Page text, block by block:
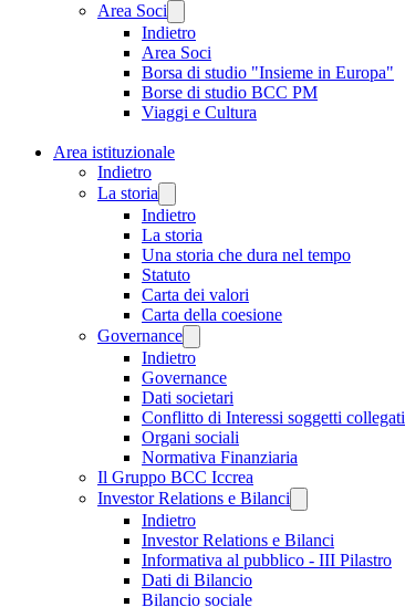
Area Soci
Indietro
Area Soci
Borsa di studio "Insieme in Europa"
Borse di studio BCC PM
Viaggi e Cultura
Area istituzionale
Indietro
La storia
Indietro
La storia
Una storia che dura nel tempo
Statuto
Carta dei valori
Carta della coesione
Governance
Indietro
Governance
Dati societari
Conflitto di Interessi soggetti collegati
Organi sociali
Normativa Finanziaria
Il Gruppo BCC Iccrea
Investor Relations e Bilanci
Indietro
Investor Relations e Bilanci
Informativa al pubblico - III Pilastro
Dati di Bilancio
Bilancio sociale